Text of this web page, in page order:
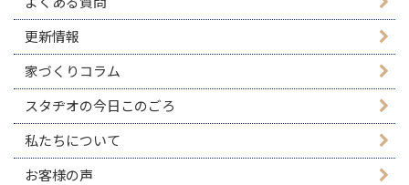
更新情報
家づくりコラム
スタヂオの今日このごろ
私たちについて
お客様の声